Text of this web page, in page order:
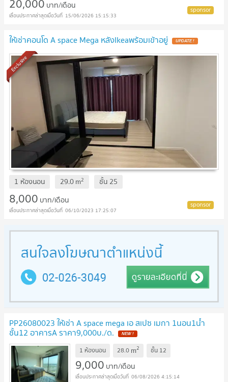
20,000 บาท/เดือน
15/06/2026 15:15:33
ให้เช่าคอนโด A space Mega หลังIkeaพร้อมเข้าอยู่
Exclusive
1 ห้องนอน 29.0m2 ชั้น 25
8,000 บาท/เดือน
06/10/2023 17:25:07
PP26080023 ให้เช่า A space mega เอ สเปซ เมกา 1นอน1น้ำ
ชั้น12 อาคารA ราคา9,000บ./ด.
1 ห้องนอน 28.0 m2 ชั้น 12
9,000 บาท/เดือน
06/08/2026 4:15:14